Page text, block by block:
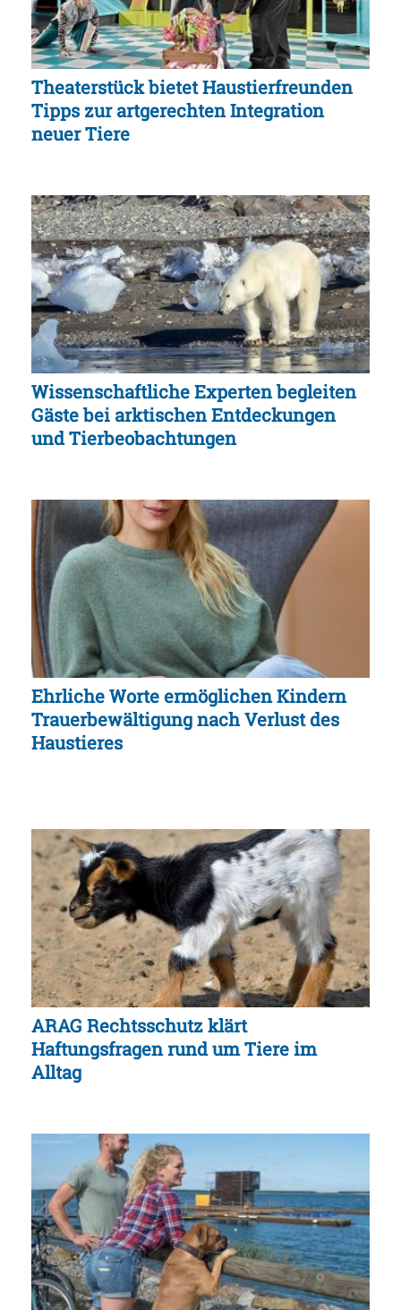
Theaterstück bietet Haustierfreunden
Tipps zur artgerechten Integration
neuer Tiere
Wissenschaftliche Experten begleiten
Gäste bei arktischen Entdeckungen
und Tierbeobachtungen
Ehrliche Worte ermöglichen Kindern
Trauerbewältigung nach Verlust des
Haustieres
ARAG Rechtsschutz klärt
Haftungsfragen rund um Tiere im
Alltag